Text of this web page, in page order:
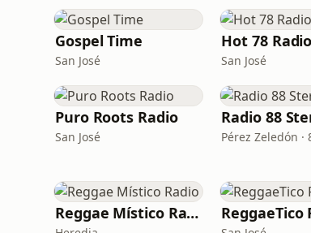
Gospel Time
San José
Hot 78 Radio
San José
Puro Roots Radio
San José
Radio 88
Pérez Zeledón ·
Reggae Místico Radio ReggaeTico